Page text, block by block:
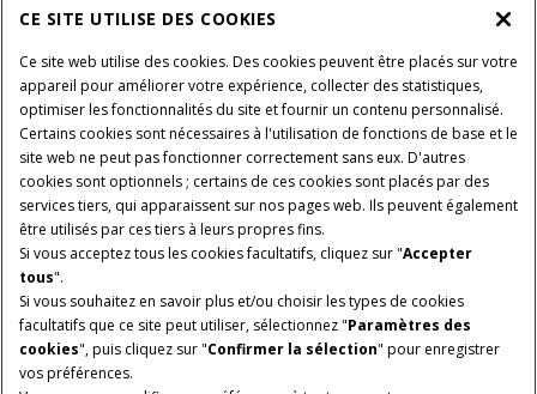
Conditions générales d'utilisation
Avis de confidentialité
Mentions légales
Paramètres des cookies
Telematics avis de confidentialité
© 2026 CNH Industrial America LLC. All Rights Reserved. Case IH is a
trademark of CNH Industrial America LLC.
CE SITE UTILISE DES COOKIES
Ce site web utilise des cookies. Des cookies peuvent être placés sur votre
appareil pour améliorer votre expérience, collecter des statistiques,
optimiser les fonctionnalités du site et fournir un contenu personnalisé.
Certains cookies sont nécessaires à l'utilisation de fonctions de base et le
site web ne peut pas fonctionner correctement sans eux. D'autres
cookies sont optionnels ; certains de ces cookies sont placés par des
services tiers, qui apparaissent sur nos pages web. Ils peuvent également
être utilisés par ces tiers à leurs propres fins.
Si vous acceptez tous les cookies facultatifs, cliquez sur "Accepter
tous".
Si vous souhaitez en savoir plus et/ou choisir les types de cookies
facultatifs que ce site peut utiliser, sélectionnez "Paramètres des
cookies", puis cliquez sur "Confirmer la sélection" pour enregistrer
vos préférences.